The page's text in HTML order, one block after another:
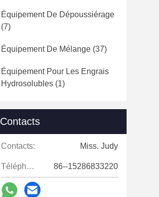
Équipement De Dépoussiérage
(7)
Équipement De Mélange (37)
Équipement Pour Les Engrais
Hydrosolubles (1)
Contacts
Contacts: Miss. Judy
Téléphone: 86--15286833220